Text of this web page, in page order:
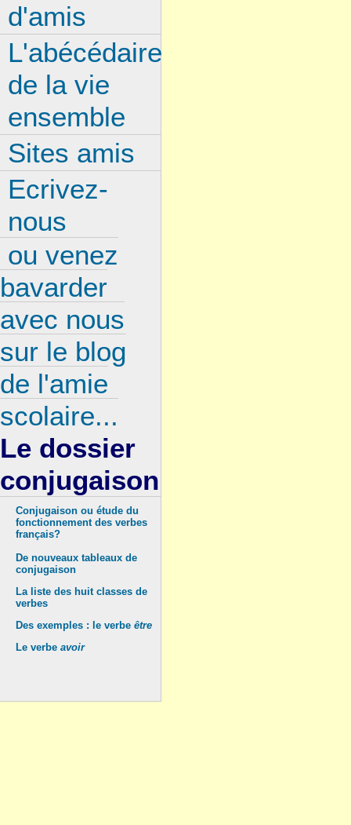
d'amis
L'abécédaire
de la vie
ensemble
Sites amis
Ecrivez-
nous
ou venez
bavarder
avec nous
sur le blog
de l'amie
scolaire...
Le dossier
conjugaison
Conjugaison ou étude du
fonctionnement des verbes
français?
De nouveaux tableaux de
conjugaison
La liste des huit classes de
verbes
Des exemples : le verbe être
Le verbe avoir